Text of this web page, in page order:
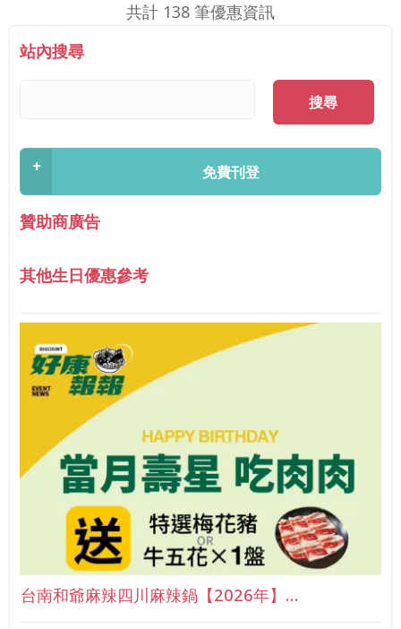
共計 138 筆優惠資訊
站內搜尋
搜尋
+ 免費刊登
贊助商廣告
其他生日優惠參考
台南和爺麻辣四川麻辣鍋【2026年】…